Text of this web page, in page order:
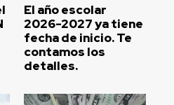
El año escolar
2026-2027 ya tiene
fecha de inicio. Te
contamos los
detalles.